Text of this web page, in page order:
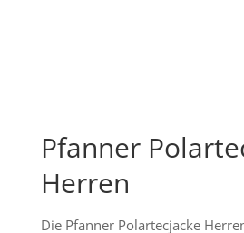
Pfanner
Herren
Die Pfanner Polartecjacke